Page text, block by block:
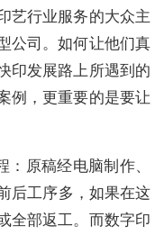
艺行业服务的大众主
公司。如何让他们真
印发展路上所遇到的
例，更重要的是要让
原稿经电脑制作、
后工序多，如果在这
全部返工。而数字印